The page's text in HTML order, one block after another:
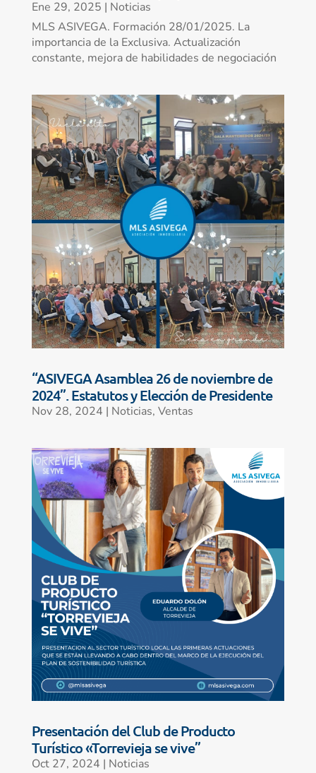
Ene 29, 2025 | Noticias
MLS ASIVEGA. Formación 28/01/2025. La
importancia de la Exclusiva. Actualización
constante, mejora de habilidades de negociación
“ASIVEGA Asamblea 26 de noviembre de
2024”. Estatutos y Elección de Presidente
Nov 28, 2024 | Noticias, Ventas
Presentación del Club de Producto
Turístico «Torrevieja se vive”
Oct 27, 2024 | Noticias